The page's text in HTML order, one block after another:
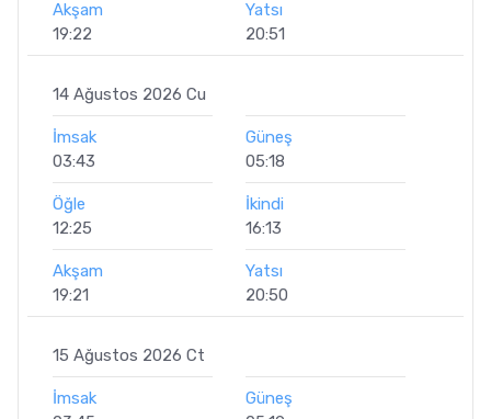
Akşam
19:22
Yatsı
20:51
14 Ağustos 2026 Cu
İmsak
03:43
Güneş
05:18
Öğle
12:25
İkindi
16:13
Akşam
19:21
Yatsı
20:50
15 Ağustos 2026 Ct
İmsak
Güneş